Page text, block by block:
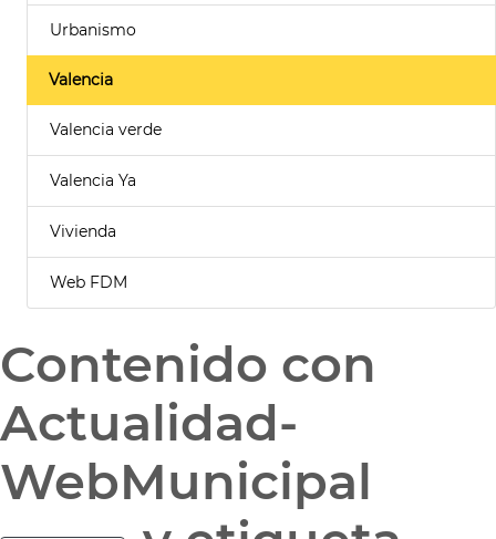
Urbanismo
Valencia
Valencia verde
Valencia Ya
Vivienda
Web FDM
Contenido con
Actualidad-
WebMunicipal